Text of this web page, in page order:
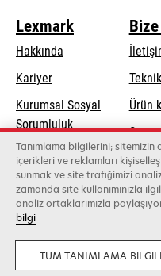
Lexmark
Hakkında
Kariyer
Kurumsal Sosyal
Sorumlulukopens
in
a
new
tab
Sürdürülebilirlik
Bize
Ürün
Satış
listesi
©2026 Tüm hakları
Yasal Gizlilik
Tanımlama bilgilerini; sitemizin
içerikleri ve reklamları
sunmak ve site trafiğimizi
zamanda site kullanımınızla
analiz ortaklarımızla
bilgi
TÜM TANIMLAMA